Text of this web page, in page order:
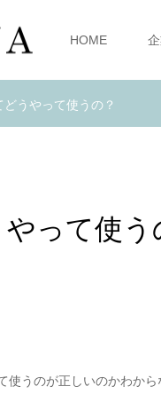
HOME
どうやって使うの？
って使う
使うのが正しいのかわか